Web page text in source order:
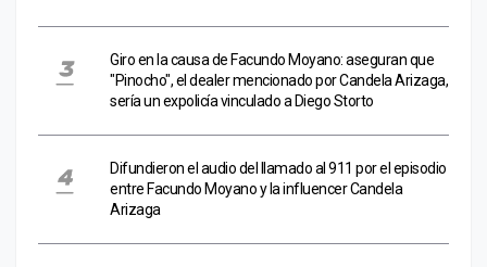
Giro en la causa de Facundo Moyano: aseguran que
"Pinocho", el dealer mencionado por Candela Arizaga,
sería un expolicía vinculado a Diego Storto
Difundieron el audio del llamado al 911 por el episodio
entre Facundo Moyano y la influencer Candela
Arizaga